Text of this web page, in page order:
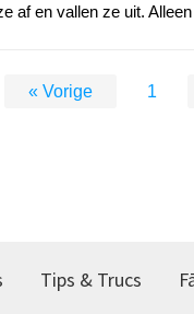
af en vallen ze uit.
« Vorige 1
Tips & Trucs